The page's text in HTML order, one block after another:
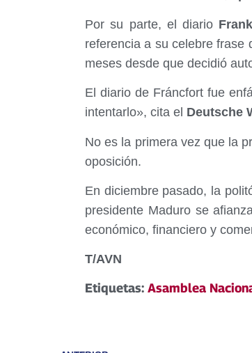
Por su parte, el diario
referencia a su celebre frase
meses desde que decidió
El diario de Fráncfort fue
intentarlo», cita el Deutsche
No es la primera vez que la
oposición.
En diciembre pasado, la
presidente Maduro se
económico, financiero y
T/AVN
Etiquetas: Asamblea